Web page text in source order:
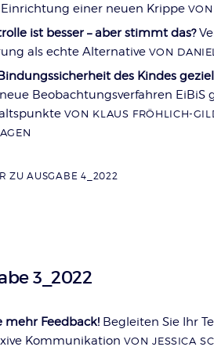
einer neuen Krippe
ist besser – aber stimmt das?
als echte Alternative VON
des Kindes
Beobachtungsverfahren EiBiS
VON KLAUS FRÖHLICH-
ZU AUSGABE 4_2022
3_2022
mehr Feedback!Begleiten Sie Ihr
Kommunikation VON JESSICA